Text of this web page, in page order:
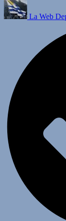
La Web